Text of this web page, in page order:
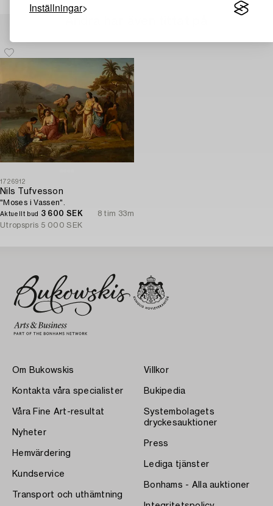
Inställningar
1726912
Nils Tufvesson
"Moses i Vassen".
Aktuellt bud 3 600 SEK
8 tim 33m
Utropspris 5 000 SEK
Om Bukowskis
Kontakta våra specialister
Våra Fine Art-resultat
Nyheter
Hemvärdering
Kundservice
Transport och uthämtning
Villkor
Bukipedia
Systembolagets
dryckesauktioner
Press
Lediga tjänster
Bonhams - Alla auktioner